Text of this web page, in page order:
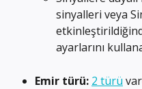
sinyalleri veya
ayarlarını
Emir türü: 2 türü